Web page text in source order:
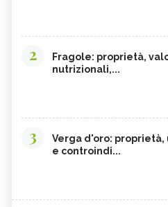
2
Fragole: proprietà,
nutrizionali,...
3
Verga d'oro: proprietà,
e controindi...